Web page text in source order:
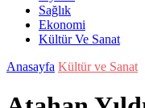
Sağlık
Ekonomi
Kültür Ve Sanat
Anasayfa Kültür ve Sanat